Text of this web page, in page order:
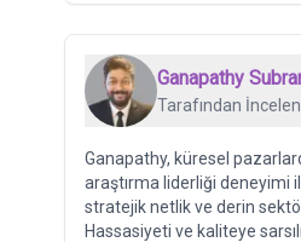
Ganapathy
Tarafından
Ganapathy, küresel
araştırma liderliği deneyimi
stratejik netlik ve derin
Hassasiyeti ve kaliteye